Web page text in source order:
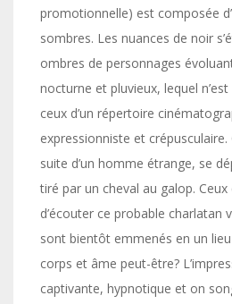
promotionnelle) est composée
sombres. Les nuances de noir
ombres de personnages
nocturne et pluvieux, lequel
ceux d’un répertoire
expressionniste et
suite d’un homme étrange, se
tiré par un cheval au galop.
d’écouter ce probable charlatan
sont bientôt emmenés en un
corps et âme peut-être?
captivante, hypnotique et on